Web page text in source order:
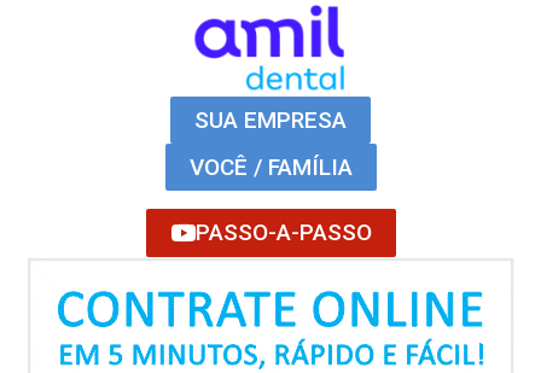
SUA EMPRESA
VOCÊ / FAMÍLIA
PASSO-A-PASSO